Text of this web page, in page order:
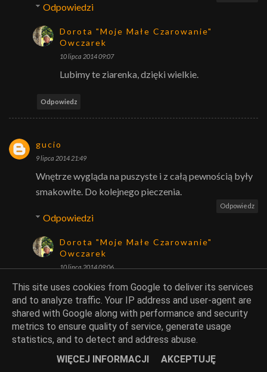
Odpowiedzi
Dorota "Moje Małe Czarowanie"
Owczarek
10 lipca 2014 09:07
Lubimy te ziarenka, dzięki wielkie.
Odpowiedz
gucio
9 lipca 2014 21:49
Wnętrze wygląda na puszyste i z całą pewnością były
smakowite. Do kolejnego pieczenia.
Odpowiedz
Odpowiedzi
Dorota "Moje Małe Czarowanie"
Owczarek
10 lipca 2014 09:06
Dziękuje Guciu, do następnego.
Odpowiedz
Łucja
This site uses cookies from Google to deliver its services
and to analyze traffic. Your IP address and user-agent are
shared with Google along with performance and security
metrics to ensure quality of service, generate usage
statistics, and to detect and address abuse.
WIĘCEJ INFORMACJI
AKCEPTUJĘ